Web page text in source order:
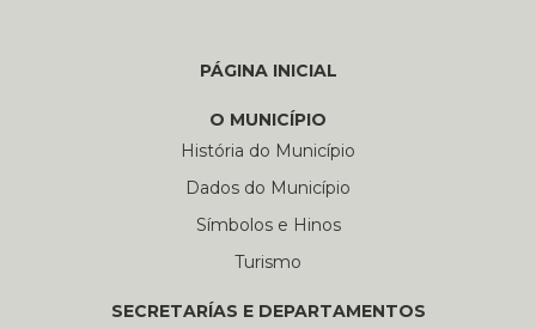
PÁGINA INICIAL
O MUNICÍPIO
História do Município
Dados do Município
Símbolos e Hinos
Turismo
SECRETARÍAS E DEPARTAMENTOS